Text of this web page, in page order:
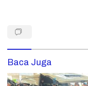
Baca Juga